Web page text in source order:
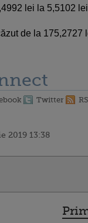
lei la 5,5102
de la 175,2727
Twitter
2019 13:38